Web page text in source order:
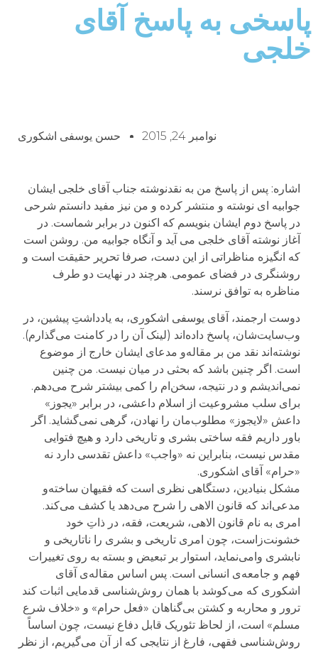
پاسخی به پاسخ آقای
خلجی
نوامبر 24, 2015 حسن یوسفی اشکوری
اشاره: پس از پاسخ من به نقدنوشته جناب آقای خلجی ایشان
جوابیه ای نوشته و منتشر کرده و من نیز مفید دانستم شرحی
در پاسخ دوم ایشان بنویسم که اکنون در برابر شماست. در
آغاز نوشته آقای خلجی می آید و آنگاه جوابیه من. روشن است
که انگیزه مناظراتی از این دست، صرفا تحریر حقیقت است و
روشنگری در فضای عمومی. هرچند در نهایت دو طرف
مناظره به توافق نرسند.
دوست ارجمند، آقای یوسفی اشکوری، به یادداشتِ پیشین، در
وب‌سایت‌شان، پاسخ داده‌اند (لینک آن را در کامنت می‌گذارم).
نوشته‌اند نقد من بر مقاله‌و مدعای ایشان خارج از موضوع
است. اگر چنین باشد که بحثی در میان نیست. من چنین
نمی‌اندیشم و در نتیجه، سخن‌ام را کمی بیشتر شرح می‌دهم.
برای سلب مشروعیت از اسلام داعشی، در برابر «یجوز»
داعش «لایجوز» مطلوب‌مان را نهادن، گرهی نمی‌گشاید. اگر
باور داریم فقه ساختی بشری و تاریخی دارد و هیچ فتوایی
مقدس نیست، بنابراین نه «واجب» داعش تقدسی دارد نه
«حرام» آقای اشکوری.
مشکل بنیادین، دستگاهی نظری است که فقیهان ساخته‌و
مدعی‌اند که قانون الاهی را شرح می‌دهد یا کشف می‌کند.
امری به نام قانون الاهی، شریعت، فقه، در ذاتِ خود
خشونت‌زاست، چون امری تاریخی و بشری را ناتاریخی و
نابشری وامی‌نماید، استوار بر تبعیض و بسته به روی تغییرات
فهم و جامعه‌ی انسانی است. پس اساس مقاله‌ی آقای
اشکوری که می‌کوشد با همان روش‌شناسی قدمایی اثبات کند
ترور و محاربه و کشتن بی‌گناهان «فعل حرام» و «خلاف شرع
مسلم» است، از لحاظ تئوریک قابل دفاع نیست، چون اساساً
روش‌شناسی فقهی، فارغ از نتایجی که از آن می‌گیریم، از نظر